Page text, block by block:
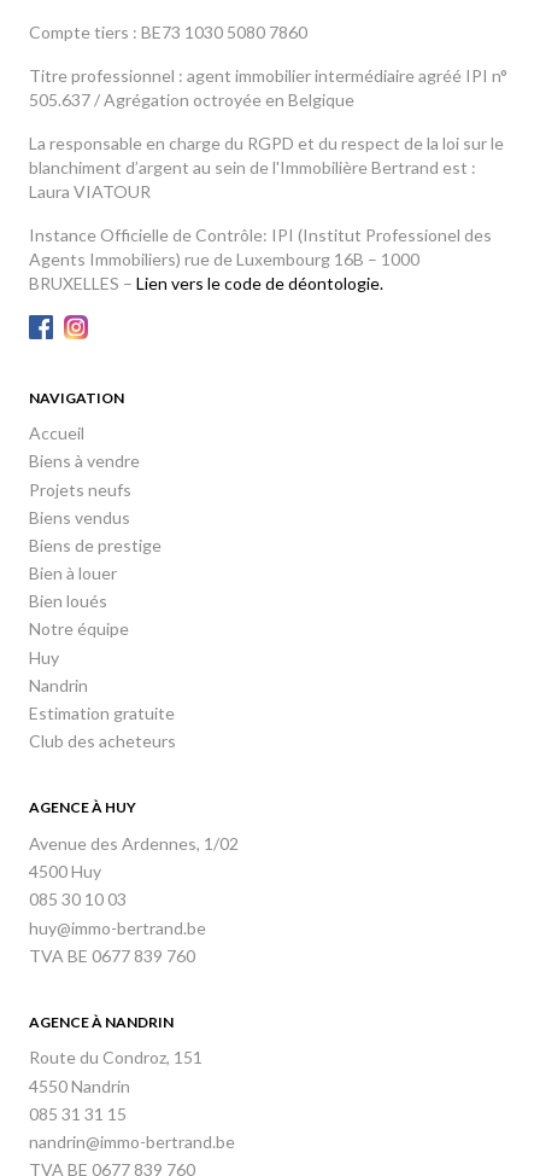
Compte tiers : BE73 1030 5080 7860
Titre professionnel : agent immobilier intermédiaire agréé IPI n°
505.637 / Agrégation octroyée en Belgique
La responsable en charge du RGPD et du respect de la loi sur le
blanchiment d’argent au sein de l'Immobilière Bertrand est :
Laura VIATOUR
Instance Officielle de Contrôle: IPI (Institut Professionel des
Agents Immobiliers) rue de Luxembourg 16B – 1000
BRUXELLES – Lien vers le code de déontologie.
NAVIGATION
Accueil
Biens à vendre
Projets neufs
Biens vendus
Biens de prestige
Bien à louer
Bien loués
Notre équipe
Huy
Nandrin
Estimation gratuite
Club des acheteurs
AGENCE À HUY
Avenue des Ardennes, 1/02
4500 Huy
085 30 10 03
huy@immo-bertrand.be
TVA BE 0677 839 760
AGENCE À NANDRIN
Route du Condroz, 151
4550 Nandrin
085 31 31 15
nandrin@immo-bertrand.be
TVA BE 0677 839 760